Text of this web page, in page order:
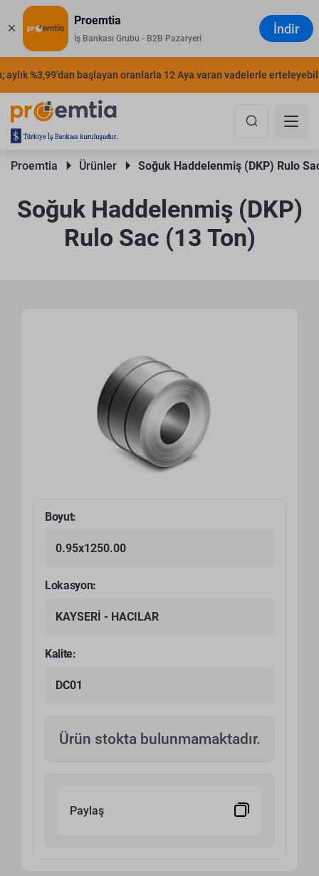
Proemtia
İş Bankası Grubu - B2B Pazaryeri
İndir
%3,99'dan başlayan oranlarla 12 Aya varan vadelerle
Proemtia Ürünler Soğuk Haddelenmiş (DKP) Rulo
Soğuk Haddelenmiş (DKP)
Rulo Sac (13 Ton)
Boyut:
0.95x1250.00
Lokasyon:
KAYSERİ - HACILAR
Kalite:
DC01
Ürün stokta bulunmamaktadır.
Paylaş